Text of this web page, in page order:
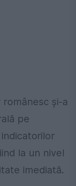
şi-a
pe
la un nivel
imediată.